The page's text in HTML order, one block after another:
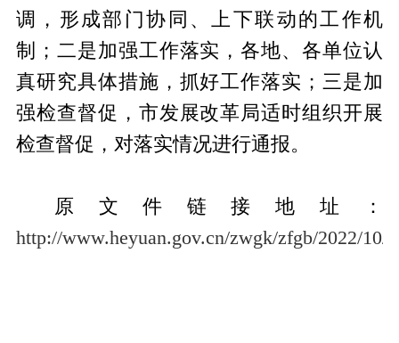
调，形成部门协同、上下联动的工作机
制；二是加强工作落实，各地、各单位认
真研究具体措施，抓好工作落实；三是加
强检查督促，市发展改革局适时组织开展
检查督促，对落实情况进行通报。
原文件链接地址：
http://www.heyuan.gov.cn/zwgk/zfgb/2022/10/